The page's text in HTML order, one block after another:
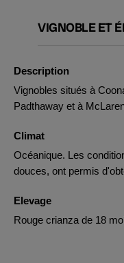
VIGNOBLE ET
Description
Vignobles situés à
Padthaway et à
Climat
Océanique. Les
douces, ont permis
Elevage
Rouge crianza de 18